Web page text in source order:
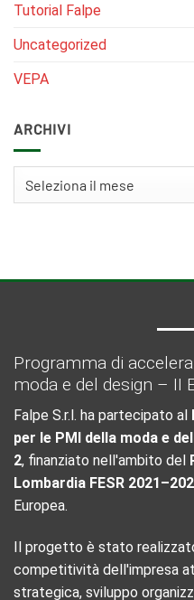
Tutorial Falpe
Uncategorized
VEPA
ARCHIVI
Programma di
moda e del design – II
Falpe S.r.l. ha partecipato al
per le PMI della moda e
2, finanziato nell'ambito del
Lombardia FESR
Europea.
Il progetto è stato
competitività dell'impresa
strategica, sviluppo